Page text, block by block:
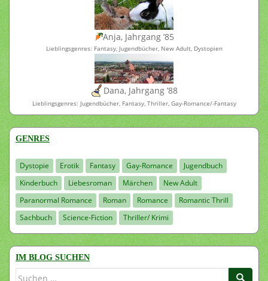
Anja, Jahrgang ’85
Lieblingsgenres: Fantasy, Jugendbücher, New Adult, Dystopien
Dana, Jahrgang ’88
Lieblingsgenres: Jugendbücher, Fantasy, Thriller, Gay-Romance/-Fantasy
GENRES
Dystopie Erotik Fantasy Gay-Romance
Jugendbuch
Kinderbuch
Liebesroman Märchen
New Adult
Paranormal Romance
Roman Romance
Romantic Thrill
Sachbuch
Science-Fiction Thriller/ Krimi
IM BLOG SUCHEN
Suchen